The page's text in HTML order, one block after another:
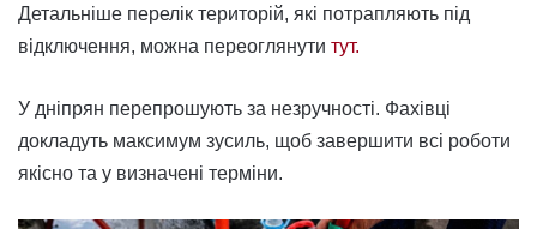
Детальніше перелік територій, які потрапляють під
відключення, можна переоглянути тут.
У дніпрян перепрошують за незручності. Фахівці
докладуть максимум зусиль, щоб завершити всі роботи
якісно та у визначені терміни.